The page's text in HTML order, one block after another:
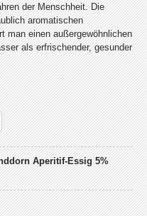
der Menschheit. Die
aromatischen
man einen außergewöhnlichen
als erfrischender, gesunder
Aperitif-Essig 5%